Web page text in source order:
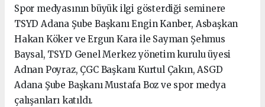
Spor medyasının büyük ilgi gösterdiği seminere
TSYD Adana Şube Başkanı Engin Kanber, Asbaşkan
Hakan Köker ve Ergun Kara ile Sayman Şehmus
Baysal, TSYD Genel Merkez yönetim kurulu üyesi
Adnan Poyraz, ÇGC Başkanı Kurtul Çakın, ASGD
Adana Şube Başkanı Mustafa Boz ve spor medya
çalışanları katıldı.